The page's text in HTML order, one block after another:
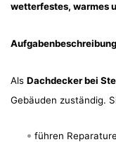
wetterfestes, warmes
Als Dachdecker bei
Gebäuden zuständig.
führen